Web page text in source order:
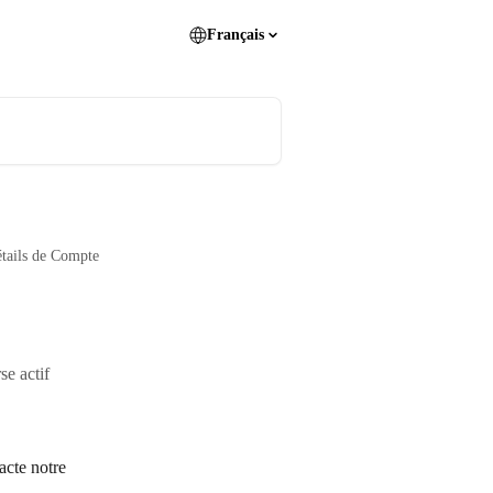
Français
de Compte
actif
notre